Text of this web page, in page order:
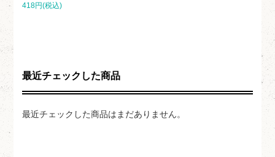
418円(税込)
最近チェックした商品
最近チェックした商品はまだありません。